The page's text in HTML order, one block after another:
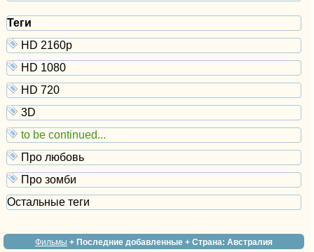
Теги
HD 2160р
HD 1080
HD 720
3D
to be continued...
Про любовь
Про зомби
Остальные теги
Фильмы + Последние добавленные + Страна: Австралия